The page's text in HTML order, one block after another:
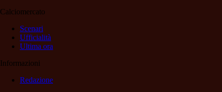
Calciomercato
Scenari
Ufficialità
Ultima ora
Informazioni
Redazione